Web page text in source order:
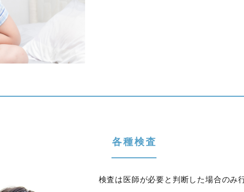
各種検査
検査は医師が必要と判断した場合のみ